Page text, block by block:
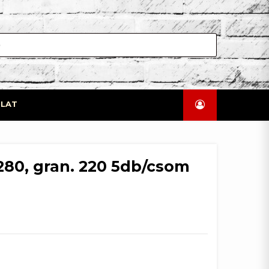
gran. 220 5db/csom